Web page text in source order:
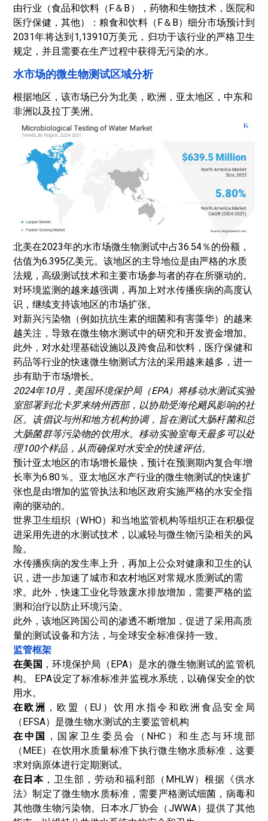
由行业（食品和饮料（F＆B），药物和生物技术，医院和
医疗保健，其他）：粮食和饮料（F＆B）细分市场预计到
2031年将达到1,13910万美元，归功于该行业的严格卫生
规定，并且需要在生产过程中获得无污染的水。
水市场的微生物测试区域分析
根据地区，该市场已分为北美，欧洲，亚太地区，中东和
非洲以及拉丁美洲。
北美在2023年的水市场微生物测试中占36.54％的份额，
估值为6.395亿美元。该地区的主导地位是由严格的水质
法规，高级测试技术和主要市场参与者的存在所驱动的。
对环境监测的越来越强调，再加上对水传播疾病的高度认
识，继续支持该地区的市场扩张。
对新兴污染物（例如抗抗生素的细菌和有害藻华）的越来
越关注，导致在微生物水测试中的研究和开发资金增加。
此外，对水处理基础设施以及跨食品和饮料，医疗保健和
药品等行业的快速微生物测试方法的采用越来越多，进一
步有助于市场增长。
2024年10月，美国环境保护局（EPA）将移动水测试实验
室部署到北卡罗来纳州西部，以协助受海伦飓风影响的社
区。该倡议与州和地方机构协调，旨在测试大肠杆菌和总
大肠菌群等污染物的饮用水。移动实验室每天最多可以处
理100个样品，从而确保对水安全的快速评估。
预计亚太地区的市场增长最快，预计在预测期内复合年增
长率为6.80％。亚太地区水产行业的微生物测试的快速扩
张也是由增加的监管执法和地区政府实施严格的水安全指
南的驱动的。
世界卫生组织（WHO）和当地监管机构等组织正在积极促
进采用先进的水测试技术，以减轻与微生物污染相关的风
险。
水传播疾病的发生率上升，再加上公众对健康和卫生的认
识，进一步加速了城市和农村地区对常规水质测试的需
求。此外，快速工业化导致废水排放增加，需要严格的监
测和治疗以防止环境污染。
此外，该地区跨国公司的渗透不断增加，促进了采用高质
量的测试设备和方法，与全球安全标准保持一致。
监管框架
在美国 ，环境保护局（EPA）是水的微生物测试的监管机
构。 EPA设定了标准标准并监视水系统，以确保安全的饮
用水。
在欧洲 ，欧盟（EU）饮用水指令和欧洲食品安全局
（EFSA）是微生物水测试的主要监管机构
在中国
，国家卫生委员会（NHC）和生态与环境部
（MEE）在饮用水质量标准下执行微生物水质标准，这要
求对病原体进行定期测试。
在日本 ，卫生部，劳动和福利部（MHLW）根据《供水
法》制定了微生物水质标准，需要严格测试细菌，病毒和
其他微生物污染物。日本水厂协会（JWWA）提供了其他